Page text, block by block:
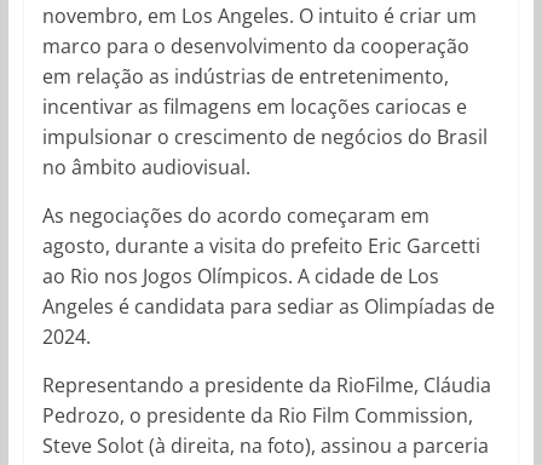
novembro, em Los Angeles. O intuito é criar um
marco para o desenvolvimento da cooperação
em relação as indústrias de entretenimento,
incentivar as filmagens em locações cariocas e
impulsionar o crescimento de negócios do Brasil
no âmbito audiovisual.
As negociações do acordo começaram em
agosto, durante a visita do prefeito Eric Garcetti
ao Rio nos Jogos Olímpicos. A cidade de Los
Angeles é candidata para sediar as Olimpíadas de
2024.
Representando a presidente da RioFilme, Cláudia
Pedrozo, o presidente da Rio Film Commission,
Steve Solot (à direita, na foto), assinou a parceria